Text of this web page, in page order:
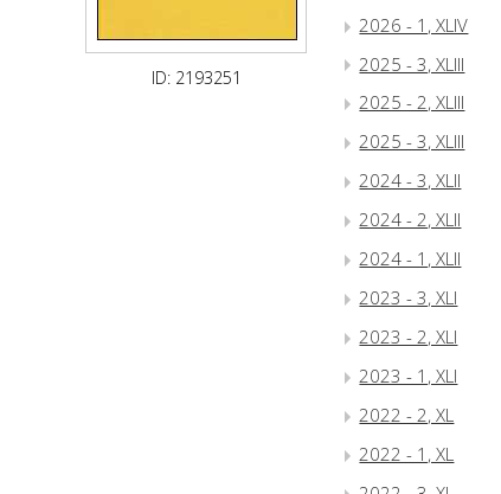
ID: 2193251
2026 - 1, XLIV
2025 - 3, XLIII
2025 - 2, XLIII
2025 - 3, XLIII
2024 - 3, XLII
2024 - 2, XLII
2024 - 1, XLII
2023 - 3, XLI
2023 - 2, XLI
2023 - 1, XLI
2022 - 2, XL
2022 - 1, XL